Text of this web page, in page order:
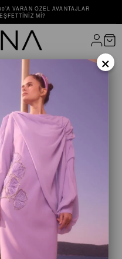
VARAN ÖZEL AVANTAJLAR
MI?
×